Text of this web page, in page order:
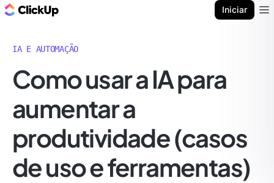
Iniciar
IA E AUTOMAÇÃO
Como usar a IA para
aumentar a
produtividade (casos
de uso e ferramentas)